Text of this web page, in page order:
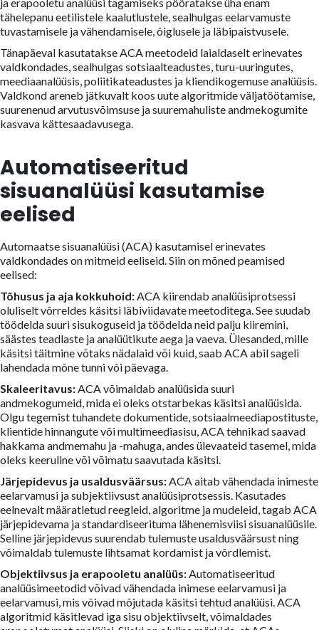
tähelepanu eetilistele kaalutlustele, sealhulgas eelarvamuste
tuvastamisele ja vähendamisele, õiglusele ja läbipaistvusele.
Tänapäeval kasutatakse ACA meetodeid laialdaselt erinevates
valdkondades, sealhulgas sotsiaalteadustes, turu-uuringutes,
meediaanalüüsis, poliitikateadustes ja kliendikogemuse analüüsis.
Valdkond areneb jätkuvalt koos uute algoritmide väljatöötamise,
suurenenud arvutusvõimsuse ja suuremahuliste andmekogumite
kasvava kättesaadavusega.
Automatiseeritud
sisuanalüüsi kasutamise
eelised
Automaatse sisuanalüüsi (ACA) kasutamisel erinevates
valdkondades on mitmeid eeliseid. Siin on mõned peamised
eelised:
Tõhusus ja aja kokkuhoid:ACA kiirendab analüüsiprotsessi
oluliselt võrreldes käsitsi läbiviidavate meetoditega. See suudab
töödelda suuri sisukoguseid ja töödelda neid palju kiiremini,
säästes teadlaste ja analüütikute aega ja vaeva. Ülesanded, mille
käsitsi täitmine võtaks nädalaid või kuid, saab ACA abil sageli
lahendada mõne tunni või päevaga.
Skaleeritavus:ACA võimaldab analüüsida suuri
andmekogumeid, mida ei oleks otstarbekas käsitsi analüüsida.
Olgu tegemist tuhandete dokumentide, sotsiaalmeediapostituste,
klientide hinnangute või multimeediasisu, ACA tehnikad saavad
hakkama andmemahu ja -mahuga, andes ülevaateid tasemel, mida
oleks keeruline või võimatu saavutada käsitsi.
Järjepidevus ja usaldusväärsus:ACA aitab vähendada inimeste
eelarvamusi ja subjektiivsust analüüsiprotsessis. Kasutades
eelnevalt määratletud reegleid, algoritme ja mudeleid, tagab ACA
järjepidevama ja standardiseerituma lähenemisviisi sisuanalüüsile.
Selline järjepidevus suurendab tulemuste usaldusväärsust ning
võimaldab tulemuste lihtsamat kordamist ja võrdlemist.
Objektiivsus ja erapooletu analüüs:Automatiseeritud
analüüsimeetodid võivad vähendada inimese eelarvamusi ja
eelarvamusi, mis võivad mõjutada käsitsi tehtud analüüsi. ACA
algoritmid käsitlevad iga sisu objektiivselt, võimaldades